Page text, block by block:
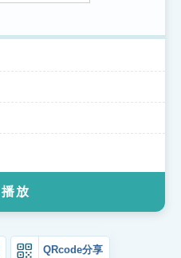
播放
QRcode分享